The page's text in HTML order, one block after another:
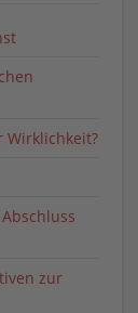
Wirklichkeit?
zur